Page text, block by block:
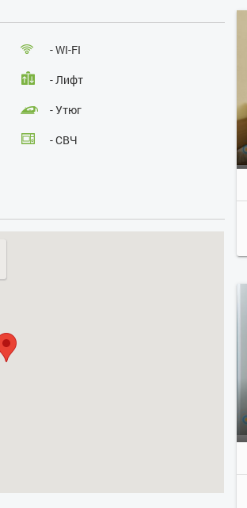
мероприятий:
- WI-FI
- Лифт
- Утюг
- СВЧ